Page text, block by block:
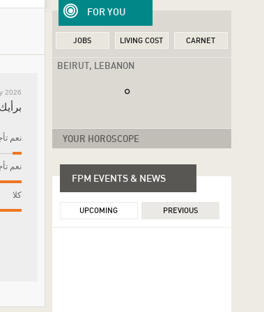
2026
نعم
نعم
كلا
FOR YOU
JOBS LIVING COST CARNET
BEIRUT, LEBANON
YOUR HOROSCOPE
FPM EVENTS & NEWS
UPCOMING PREVIOUS